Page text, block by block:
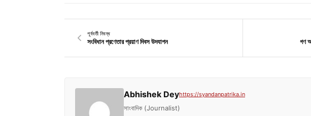
পূর্ববর্তী নিবন্ধ
সংবিধান প্রণেতার প্রয়াণ দিবস উদযাপন গণ
Abhishek Deyhttps://syandanpatrika.in
সাংবাদিক (Journalist)